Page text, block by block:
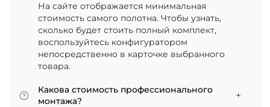
На сайте отображается минимальная
стоимость самого полотна. Чтобы узнать,
сколько будет стоить полный комплект,
воспользуйтесь конфигуратором
непосредственно в карточке выбранного
товара.
Какова стоимость профессионального
монтажа?